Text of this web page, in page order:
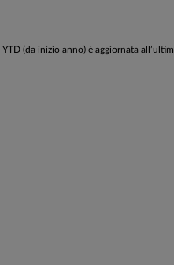
YTD (da inizio anno) è aggiornata